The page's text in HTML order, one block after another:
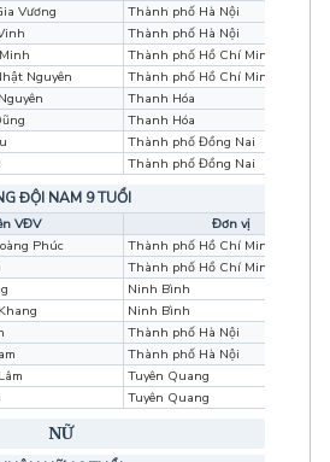
Vương
Thành phố Hà Nội
Thành phố Hà Nội
Thành phố Hồ Chí Minh
Nguyên
Thành phố Hồ Chí Minh
Thanh Hóa
Thanh Hóa
Thành phố Đồng Nai
Thành phố Đồng Nai
ĐỘI NAM 9 TUỔI
VĐV
Đơn vị
Phúc
Thành phố Hồ Chí Minh
Thành phố Hồ Chí Minh
Ninh Bình
Ninh Bình
Thành phố Hà Nội
Thành phố Hà Nội
Tuyên Quang
Tuyên Quang
NỮ